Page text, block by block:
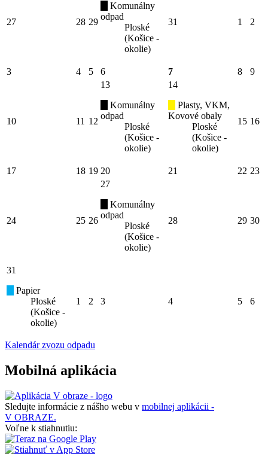
27 28 29
Komunálny
odpad
Ploské
(Košice -
okolie)
31 1 2
3 4 5 6 7 8 9
10 11 12
13
Komunálny
odpad
Ploské
(Košice -
okolie)
14
Plasty, VKM,
Kovové obaly
Ploské
(Košice -
okolie)
15 16
17 18 19 20 21 22 23
24 25 26
27
Komunálny
odpad
Ploské
(Košice -
okolie)
28 29 30
31
Papier
Ploské
(Košice -
okolie)
1 2 3 4 5 6
Kalendár zvozu odpadu
Mobilná aplikácia
Sledujte informácie z nášho webu v mobilnej aplikácii -
V OBRAZE.
Voľne k stiahnutiu: